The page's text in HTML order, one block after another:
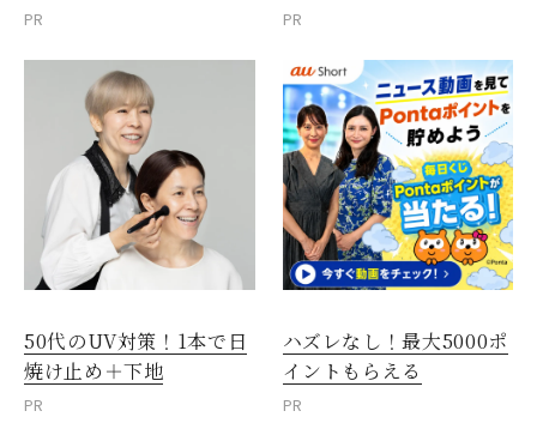
PR PR
50代のUV対策！1本で日
焼け止め＋下地
PR
ハズレなし！最大5000ポ
イントもらえる
PR